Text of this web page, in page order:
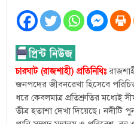
চারঘাট (রাজশাহী) প্রতিনিধিঃ
জনপদের জীবনরেখা হিসেবে
ধরে কেবলমাত্র প্রতিশ্রুতির মধ্যেই
তীব্র হতাশা দেখা দিয়েছে। নদীটি